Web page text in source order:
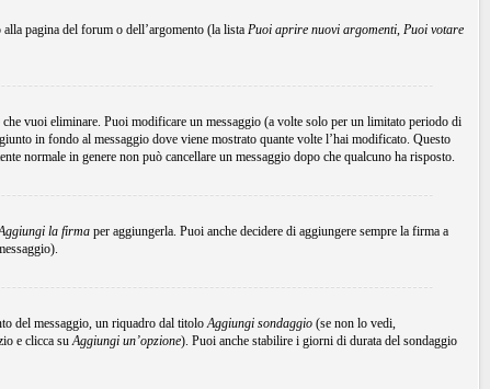
pagina del forum o dell’argomento (la lista Puoi aprire nuovi argomenti, Puoi votare
vuoi eliminare. Puoi modificare un messaggio (a volte solo per un limitato periodo di
in fondo al messaggio dove viene mostrato quante volte l’hai modificato. Questo
normale in genere non può cancellare un messaggio dopo che qualcuno ha risposto.
la firma per aggiungerla. Puoi anche decidere di aggiungere sempre la firma a
del messaggio, un riquadro dal titoloAggiungi sondaggio (se non lo vedi,
e clicca suAggiungi un’opzione). Puoi anche stabilire i giorni di durata del sondaggio